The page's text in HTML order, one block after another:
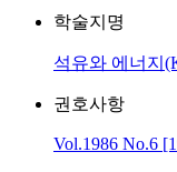
학술지명
석유와 에너지
권호사항
Vol.1986 No.6